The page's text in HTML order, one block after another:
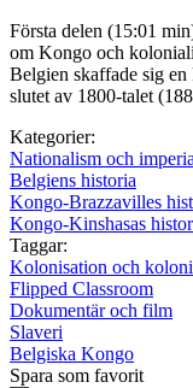
Första delen (15:01
om Kongo och
Belgien skaffade sig
slutet av 1800-talet
Kategorier:
Nationalism och
Belgiens historia
Kongo-Brazzavilles
Kongo-Kinshasas
Taggar:
Kolonisation och
Flipped Classroom
Dokumentär och film
Slaveri
Belgiska Kongo
Spara som favorit